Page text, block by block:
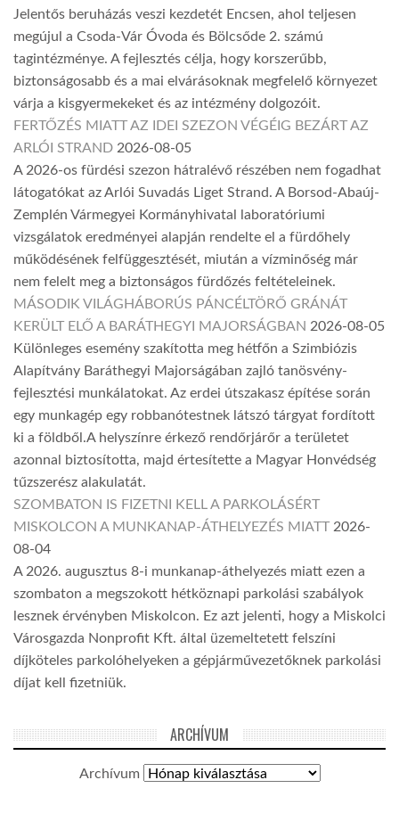
Jelentős beruházás veszi kezdetét Encsen, ahol teljesen
megújul a Csoda-Vár Óvoda és Bölcsőde 2. számú
tagintézménye. A fejlesztés célja, hogy korszerűbb,
biztonságosabb és a mai elvárásoknak megfelelő környezet
várja a kisgyermekeket és az intézmény dolgozóit.
FERTŐZÉS MIATT AZ IDEI SZEZON VÉGÉIG BEZÁRT AZ
ARLÓI STRAND 2026-08-05
A 2026-os fürdési szezon hátralévő részében nem fogadhat
látogatókat az Arlói Suvadás Liget Strand. A Borsod-Abaúj-
Zemplén Vármegyei Kormányhivatal laboratóriumi
vizsgálatok eredményei alapján rendelte el a fürdőhely
működésének felfüggesztését, miután a vízminőség már
nem felelt meg a biztonságos fürdőzés feltételeinek.
MÁSODIK VILÁGHÁBORÚS PÁNCÉLTÖRŐ GRÁNÁT
KERÜLT ELŐ A BARÁTHEGYI MAJORSÁGBAN 2026-08-05
Különleges esemény szakította meg hétfőn a Szimbiózis
Alapítvány Baráthegyi Majorságában zajló tanösvény-
fejlesztési munkálatokat. Az erdei útszakasz építése során
egy munkagép egy robbanótestnek látszó tárgyat fordított
ki a földből.A helyszínre érkező rendőrjárőr a területet
azonnal biztosította, majd értesítette a Magyar Honvédség
tűzszerész alakulatát.
SZOMBATON IS FIZETNI KELL A PARKOLÁSÉRT
MISKOLCON A MUNKANAP-ÁTHELYEZÉS MIATT 2026-
08-04
A 2026. augusztus 8-i munkanap-áthelyezés miatt ezen a
szombaton a megszokott hétköznapi parkolási szabályok
lesznek érvényben Miskolcon. Ez azt jelenti, hogy a Miskolci
Városgazda Nonprofit Kft. által üzemeltetett felszíni
díjköteles parkolóhelyeken a gépjárművezetőknek parkolási
díjat kell fizetniük.
ARCHÍVUM
Archívum